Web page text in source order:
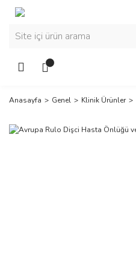
Anasayfa Genel Klinik Ürünler